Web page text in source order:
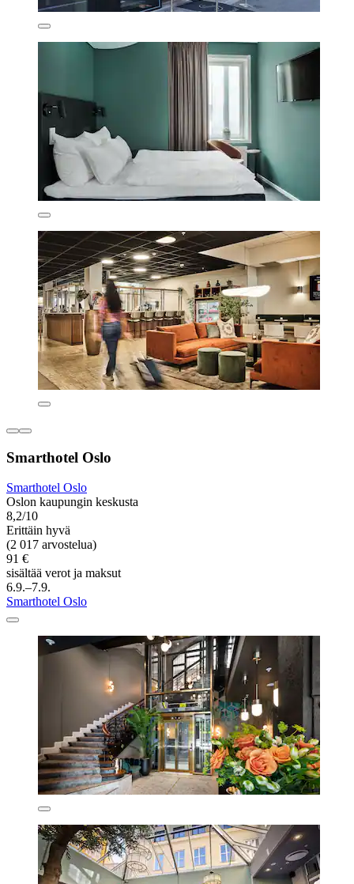
Smarthotel Oslo
Smarthotel Oslo
Oslon kaupungin keskusta
8,2/10
Erittäin hyvä
(2 017 arvostelua)
91 €
sisältää verot ja maksut
6.9.–7.9.
Smarthotel Oslo